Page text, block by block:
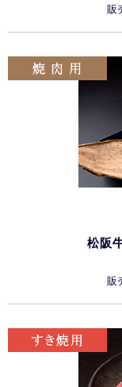
販
松阪
販